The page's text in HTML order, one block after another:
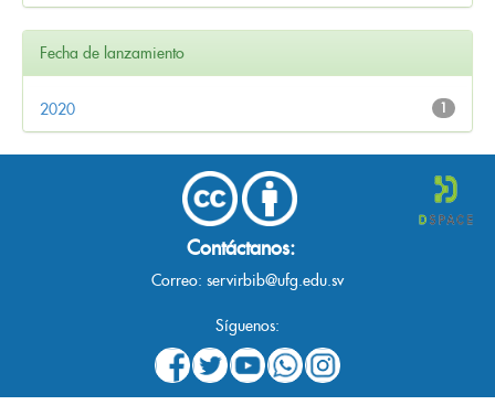
Fecha de lanzamiento
1
2020
Contáctanos:
Correo: servirbib@ufg.edu.sv
Síguenos: